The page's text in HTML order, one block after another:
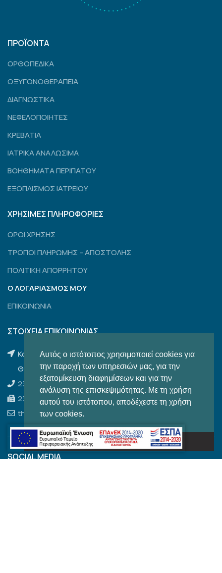
Αυτός ο ιστότοπος χρησιμοποιεί cookies για
την παροχή των υπηρεσιών μας, για την
εξατομίκευση διαφημίσεων και για την
ανάλυση της επισκεψιμότητας. Με τη χρήση
αυτού του ιστότοπου, αποδέχεστε τη χρήση
των cookies.
Το κατάλαβα!
ΠΡΟΪΟΝΤΑ
ΟΡΘΟΠΕΔΙΚΑ
ΟΞΥΓΟΝΟΘΕΡΑΠΕΙΑ
ΔΙΑΓΝΩΣΤΙΚΑ
ΝΕΦΕΛΟΠΟΙΗΤΕΣ
ΚΡΕΒΑΤΙΑ
ΙΑΤΡΙΚΑ ΑΝΑΛΩΣΙΜΑ
ΒΟΗΘΗΜΑΤΑ ΠΕΡΙΠΑΤΟΥ
ΕΞΟΠΛΙΣΜΟΣ ΙΑΤΡΕΙΟΥ
ΧΡΗΣΙΜΕΣ ΠΛΗΡΟΦΟΡΙΕΣ
ΟΡΟΙ ΧΡΗΣΗΣ
ΤΡΟΠΟΙ ΠΛΗΡΩΜΗΣ – ΑΠΟΣΤΟΛΗΣ
ΠΟΛΙΤΙΚΗ ΑΠΟΡΡΗΤΟΥ
Ο ΛΟΓΑΡΙΑΣΜΟΣ ΜΟΥ
ΕΠΙΚΟΙΝΩΝΙΑ
ΣΤΟΙΧΕΙΑ ΕΠΙΚΟΙΝΩΝΙΑΣ
Κωνσταντινουπόλεως 120,
Θεσσαλονίκη, Τ.Κ. 54644
2310 204 462
2310 850 284
thom.sales@outlook.com.gr
SOCIAL MEDIA